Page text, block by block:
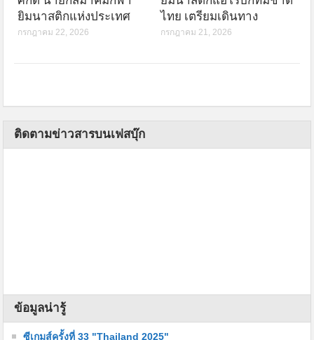
ยิมนาสติกแห่งประเทศ
กรกฎาคม 22, 2026
ไทย เตรียมเดินทาง
กรกฎาคม 21, 2026
ติดตามข่าวสารบนเฟสบุ๊ก
ข้อมูลน่ารู้
ซีเกมส์ครั้งที่ 33 "Thailand 2025"